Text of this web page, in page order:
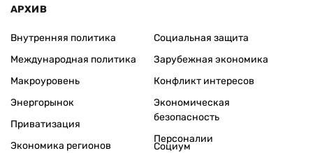
АРХИВ
Внутренняя политика
Международная политика
Макроуровень
Энергорынок
Приватизация
Экономика регионов
Социальная защита
Зарубежная экономика
Конфликт интересов
Экономическая
безопасность
Персоналии
Социум